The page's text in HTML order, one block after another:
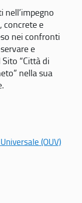
nell’impegno
concrete e
nei confronti
e
“Città di
nella sua
(OUV)